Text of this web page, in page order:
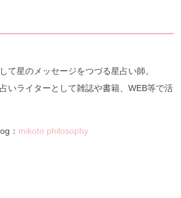
て星のメッセージをつづる星占い師。
いライターとして雑誌や書籍、WEB等で活
： mikoto philosophy